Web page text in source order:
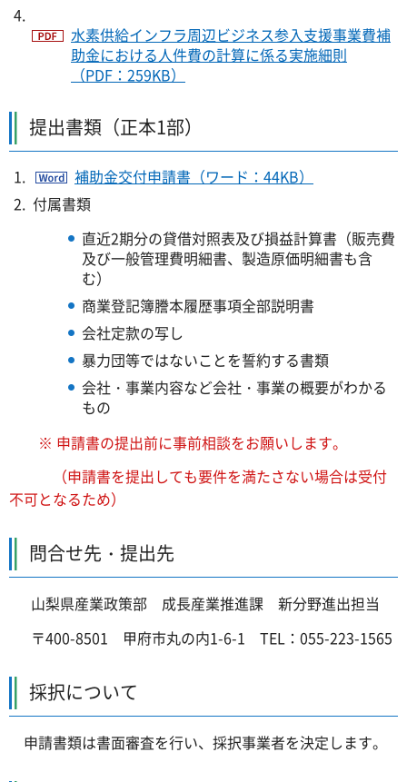
水素供給インフラ周辺ビジネス参入支援事業費補
助金における人件費の計算に係る実施細則
（PDF：259KB）
提出書類（正本1部）
補助金交付申請書（ワード：44KB）
付属書類
直近2期分の貸借対照表及び損益計算書（販売費
及び一般管理費明細書、製造原価明細書も含
む）
商業登記簿謄本履歴事項全部説明書
会社定款の写し
暴力団等ではないことを誓約する書類
会社・事業内容など会社・事業の概要がわかる
もの
※ 申請書の提出前に事前相談をお願いします。
（申請書を提出しても要件を満たさない場合は受付
不可となるため）
問合せ先・提出先
山梨県産業政策部 成長産業推進課 新分野進出担当
〒400-8501 甲府市丸の内1-6-1 TEL：055-223-1565
採択について
申請書類は書面審査を行い、採択事業者を決定します。